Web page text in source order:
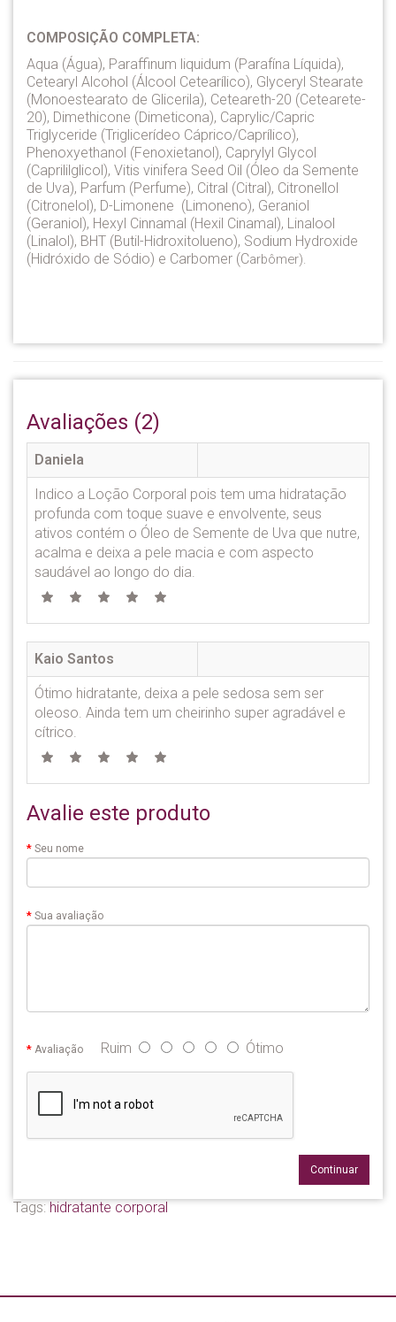
COMPOSIÇÃO COMPLETA:
Aqua (Água), Paraffinum liquidum (Parafína Líquida),
Cetearyl Alcohol (Álcool Cetearílico), Glyceryl Stearate
(Monoestearato de Glicerila), Ceteareth-20 (Cetearete-
20), Dimethicone (Dimeticona), Caprylic/Capric
Triglyceride (Triglicerídeo Cáprico/Caprílico),
Phenoxyethanol (Fenoxietanol), Caprylyl Glycol
(Caprililglicol), Vitis vinifera Seed Oil (Óleo da Semente
de Uva), Parfum (Perfume), Citral (Citral), Citronellol
(Citronelol), D-Limonene (Limoneno), Geraniol
(Geraniol), Hexyl Cinnamal (Hexil Cinamal), Linalool
(Linalol), BHT (Butil-Hidroxitolueno), Sodium Hydroxide
(Hidróxido de Sódio) e Carbomer (Carbômer).
Avaliações (2)
Daniela
Indico a Loção Corporal pois tem uma hidratação
profunda com toque suave e envolvente, seus
ativos contém o Óleo de Semente de Uva que nutre,
acalma e deixa a pele macia e com aspecto
saudável ao longo do dia.
Kaio Santos
Ótimo hidratante, deixa a pele sedosa sem ser
oleoso. Ainda tem um cheirinho super agradável e
cítrico.
Avalie este produto
Seu nome
Sua avaliação
Avaliação Ruim Ótimo
Continuar
Tags: hidratante corporal